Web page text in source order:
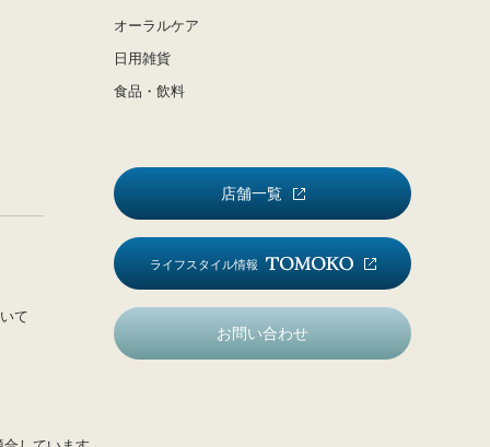
オーラルケア
日用雑貨
食品・飲料
て
店舗一覧
ライフスタイル情報
お問い合わせ